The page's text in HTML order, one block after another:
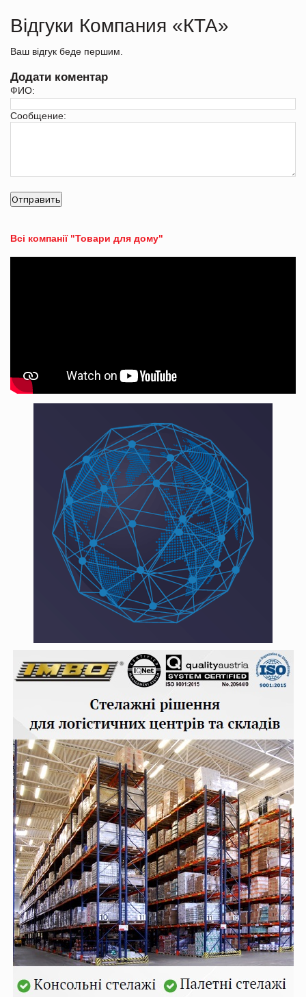
Відгуки Компания «КТА»
Ваш відгук беде першим.
Додати коментар
ФИО:
Сообщение:
Всі компанії "Товари для дому"